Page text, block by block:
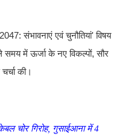
संभावनाएं एवं चुनौतियां' विषय
समय में ऊर्जा के नए विकल्पों, सौर
की।
चोर गिरोह, गुसाईआना में 4